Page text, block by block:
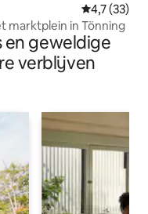
4,7 (33)
marktplein in Tönning
en geweldige
verblijven